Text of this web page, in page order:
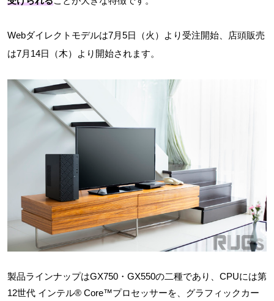
Webダイレクトモデルは7月5日（火）より受注開始、店頭販売
は7月14日（木）より開始されます。
製品ラインナップはGX750・GX550の二種であり、CPUには第
12世代 インテル® Core™プロセッサーを、グラフィックカー